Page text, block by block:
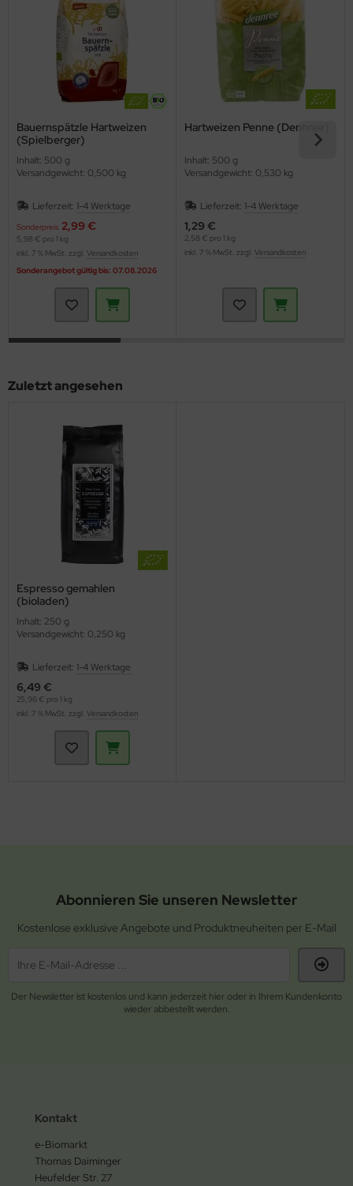
Bauernspätzle Hartweizen
(Spielberger)
Inhalt: 500 g
Versandgewicht: 0,500 kg
Lieferzeit: 1-4 Werktage
Sonderpreis 2,99 €
5,98 € pro 1 kg
inkl. 7 % MwSt. zzgl. Versandkosten
Sonderangebot gültig bis: 07.08.2026
Hartweizen Penne (Dennree)
Inhalt: 500 g
Versandgewicht: 0,530 kg
Lieferzeit: 1-4 Werktage
1,29 €
2,58 € pro 1 kg
inkl. 7 % MwSt. zzgl. Versandkosten
Zuletzt angesehen
Espresso gemahlen
(bioladen)
Inhalt: 250 g
Versandgewicht: 0,250 kg
Lieferzeit: 1-4 Werktage
6,49 €
25,96 € pro 1 kg
inkl. 7 % MwSt. zzgl. Versandkosten
Abonnieren Sie unseren Newsletter
Kostenlose exklusive Angebote und Produktneuheiten per E-Mail
Der Newsletter ist kostenlos und kann jederzeit hier oder in Ihrem Kundenkonto
wieder abbestellt werden.
Kontakt
e-Biomarkt
Thomas Daiminger
Heufelder Str. 27